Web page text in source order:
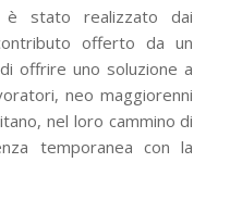
è stato realizzato dai
offerto da un
offrire uno soluzione a
neo maggiorenni
nel loro cammino di
temporanea con la